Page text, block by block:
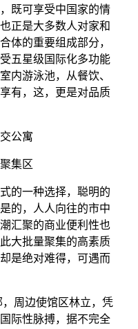
既可享受中国家的情
正是大多数人对家和
体的重要组成部分，
五星级国际化多功能
内游泳池，从餐饮、
有，这，更是对品质
公寓
集区
的一种选择，聪明的
的，人人向往的市中
汇聚的商业便利性也
大批量聚集的高素质
是绝对难得，可遇而
周边使馆区林立，凭
际性脉搏，据不完全